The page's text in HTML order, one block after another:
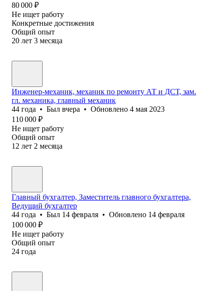
80 000 ₽
Не ищет работу
Конкретные достижения
Общий опыт
20 лет 3 месяца
Инженер-механик, механик по ремонту АТ и ДСТ, зам.
гл. механика, главный механик
44 года • Был вчера • Обновлено 4 мая 2023
110 000 ₽
Не ищет работу
Общий опыт
12 лет 2 месяца
Главный бухгалтер, Заместитель главного бухгалтера,
Ведущий бухгалтер
44 года • Был 14 февраля • Обновлено 14 февраля
100 000 ₽
Не ищет работу
Общий опыт
24 года